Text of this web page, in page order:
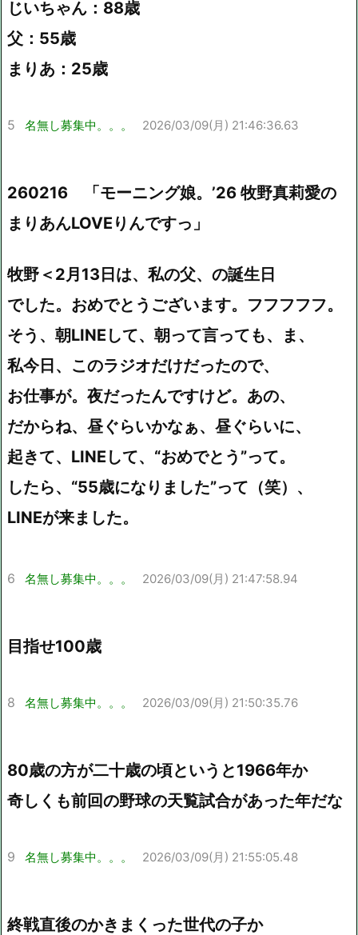
じいちゃん：88歳
父：55歳
まりあ：25歳
5 名無し募集中。。。 2026/03/09(月) 21:46:36.63
260216 「モーニング娘。’26 牧野真莉愛の
まりあんLOVEりんですっ」
牧野＜2月13日は、私の父、の誕生日
でした。おめでとうございます。フフフフフ。
そう、朝LINEして、朝って言っても、ま、
私今日、このラジオだけだったので、
お仕事が。夜だったんですけど。あの、
だからね、昼ぐらいかなぁ、昼ぐらいに、
起きて、LINEして、“おめでとう”って。
したら、“55歳になりました”って（笑）、
LINEが来ました。
6 名無し募集中。。。 2026/03/09(月) 21:47:58.94
目指せ100歳
8 名無し募集中。。。 2026/03/09(月) 21:50:35.76
80歳の方が二十歳の頃というと1966年か
奇しくも前回の野球の天覧試合があった年だな
9 名無し募集中。。。 2026/03/09(月) 21:55:05.48
終戦直後のかきまくった世代の子か